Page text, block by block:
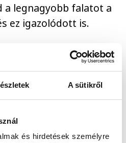
A sütikről
és hirdetések személyre
a legnagyobb falatot a
ez igazolódott is.
ahogy terveztük.
de maximalista
mérkőzésben is
minden meccs után
- szögezte le a
válogatott Sótonyi.